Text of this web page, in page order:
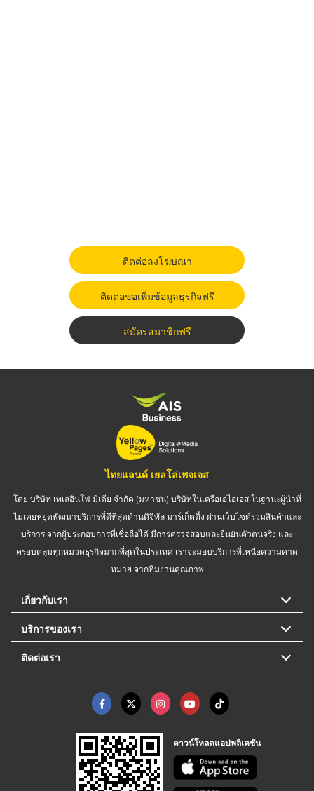
ติดต่อลงโฆษณา
ติดต่อขอเพิ่มข้อมูลธุรกิจฟรี
สมัครสมาชิกฟรี
ไทยแลนด์ เยลโล่เพจเจส
โดย บริษัท เทเลอินโฟ มีเดีย จำกัด (มหาชน) บริษัทในเครือเอไอเอส ในฐานะผู้นำที่
ไม่เคยหยุดพัฒนาบริการที่ดีที่สุดด้านดิจิทัล มาร์เก็ตติ้ง ผ่านเว็บไซต์รวมสินค้าและ
บริการ จากผู้ประกอบการที่เชื่อถือได้ มีการตรวจสอบและยืนยันตัวตนจริง และ
ครอบคลุมทุกหมวดธุรกิจมากที่สุดในประเทศ เราจะมอบบริการที่เหนือความคาด
หมาย จากทีมงานคุณภาพ
เกี่ยวกับเรา
บริการของเรา
ติดต่อเรา
ดาวน์โหลดแอปพลิเคชัน